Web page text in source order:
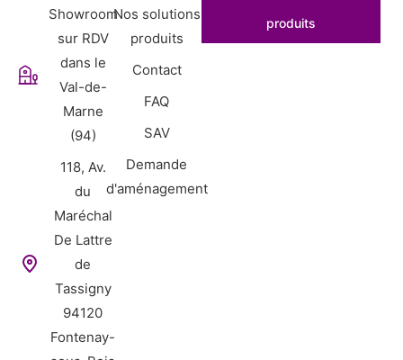
Showroom
sur RDV
dans le
Val-de-
Marne
(94)
118, Av.
du
Maréchal
De Lattre
de
Tassigny
94120
Fontenay-
Nos solutions
produits
Contact
FAQ
SAV
Demande
d'aménagement
produits